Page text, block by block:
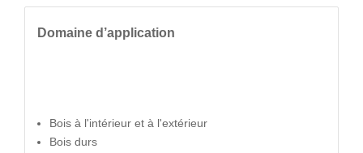
Domaine d’application
Bois à l'intérieur et à l'extérieur
Bois durs